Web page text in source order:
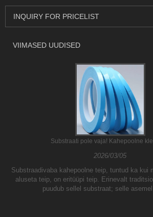
INQUIRY FOR PRICELIST
VIIMASED UUDISED
Substraati pole vaja! Kahepoolne
2026/03/05
Substraadivaba kahepoolne teip, tuntud ka kui
aluseta teip, on eritüüpi teip. Erinevalt
puudub sellel substraat; selle